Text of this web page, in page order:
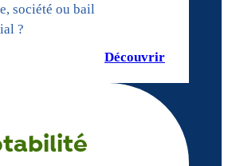
société ou bail
?
Découvrir